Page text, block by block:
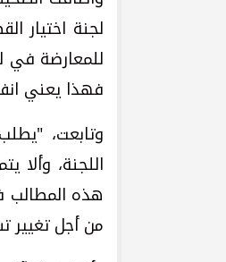
للمعارضة في
فهذا يعني
وتابعت،
اللجنة،
هذه
من أجل تغيير